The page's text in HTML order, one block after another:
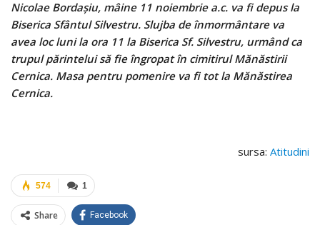
Nicolae Bordaşiu, mâine 11 noiembrie a.c. va fi depus la
Biserica Sfântul Silvestru. Slujba de înmormântare va
avea loc luni la ora 11 la Biserica Sf. Silvestru, urmând ca
trupul părintelui să fie îngropat în cimitirul Mănăstirii
Cernica. Masa pentru pomenire va fi tot la Mănăstirea
Cernica.
sursa: Atitudini
1
574
Share Facebook